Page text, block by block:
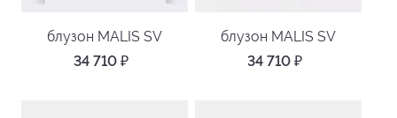
блузон MALIS SV
34 710 ₽
блузон MALIS SV
34 710 ₽